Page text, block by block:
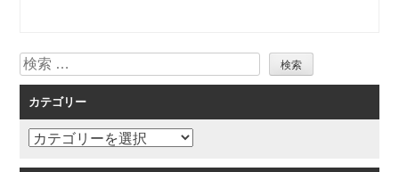
検
索
カテゴリー
カ